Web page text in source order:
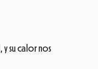
y su calor nos